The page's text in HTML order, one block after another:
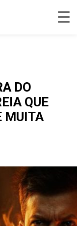
DO
QUE
MUITA